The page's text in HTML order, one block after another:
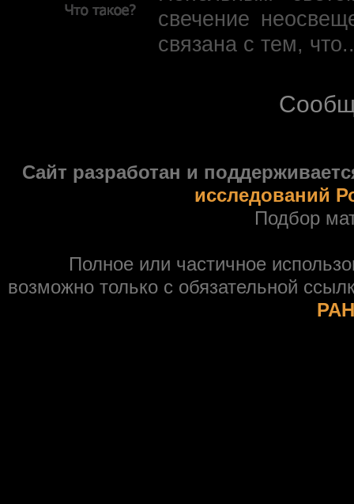
свечение
связана с тем,
Сайт разработан и
исследований
Подбор
Полное или частичное
возможно только с обязательной